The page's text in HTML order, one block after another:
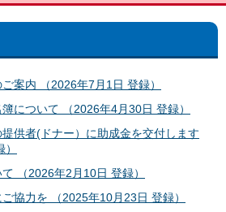
案内 （2026年7月1日 登録）
について （2026年4月30日 登録）
供者(ドナー）に助成金を交付します
（2026年2月10日 登録）
協力を （2025年10月23日 登録）